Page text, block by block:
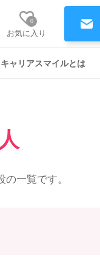
0
お気に入り
キャリアスマイルとは
一覧です。